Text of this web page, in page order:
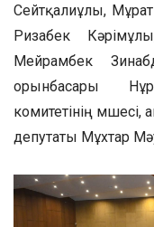
Сейтқалиұлы,
Ризабек
Мейрамбек
орынбасары
комитетінің
депутаты Мұхтар